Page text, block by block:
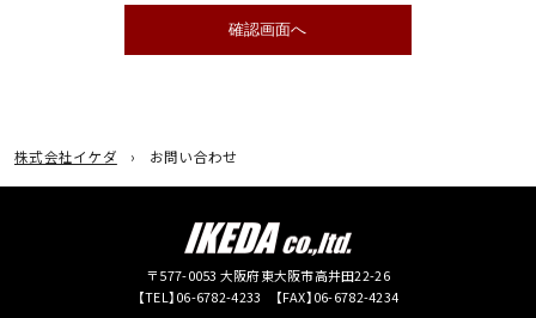
株式会社イケダ お問い合わせ
〒577-0053 大阪府東大阪市高井田22-26
【TEL】06-6782-4233 【FAX】06-6782-4234